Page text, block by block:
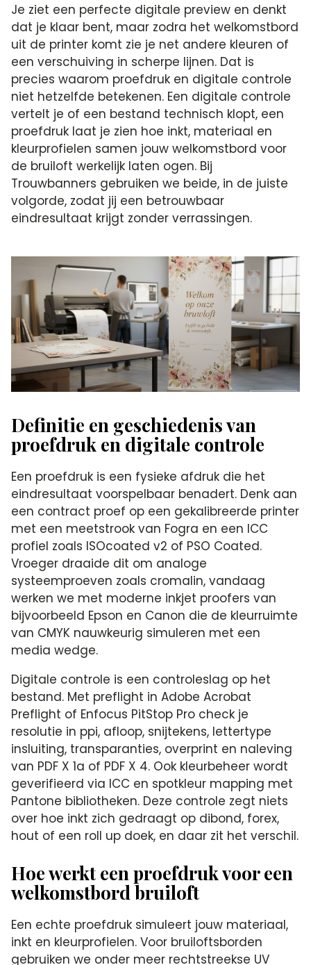
Je ziet een perfecte digitale preview en denkt
dat je klaar bent, maar zodra het welkomstbord
uit de printer komt zie je net andere kleuren of
een verschuiving in scherpe lijnen. Dat is
precies waarom proefdruk en digitale controle
niet hetzelfde betekenen. Een digitale controle
vertelt je of een bestand technisch klopt, een
proefdruk laat je zien hoe inkt, materiaal en
kleurprofielen samen jouw welkomstbord voor
de bruiloft werkelijk laten ogen. Bij
Trouwbanners gebruiken we beide, in de juiste
volgorde, zodat jij een betrouwbaar
eindresultaat krijgt zonder verrassingen.
Definitie en geschiedenis van
proefdruk en digitale controle
Een proefdruk is een fysieke afdruk die het
eindresultaat voorspelbaar benadert. Denk aan
een contract proef op een gekalibreerde printer
met een meetstrook van Fogra en een ICC
profiel zoals ISOcoated v2 of PSO Coated.
Vroeger draaide dit om analoge
systeemproeven zoals cromalin, vandaag
werken we met moderne inkjet proofers van
bijvoorbeeld Epson en Canon die de kleurruimte
van CMYK nauwkeurig simuleren met een
media wedge.
Digitale controle is een controleslag op het
bestand. Met preflight in Adobe Acrobat
Preflight of Enfocus PitStop Pro check je
resolutie in ppi, afloop, snijtekens, lettertype
insluiting, transparanties, overprint en naleving
van PDF X 1a of PDF X 4. Ook kleurbeheer wordt
geverifieerd via ICC en spotkleur mapping met
Pantone bibliotheken. Deze controle zegt niets
over hoe inkt zich gedraagt op dibond, forex,
hout of een roll up doek, en daar zit het verschil.
Hoe werkt een proefdruk voor een
welkomstbord bruiloft
Een echte proefdruk simuleert jouw materiaal,
inkt en kleurprofielen. Voor bruiloftsborden
gebruiken we onder meer rechtstreekse UV